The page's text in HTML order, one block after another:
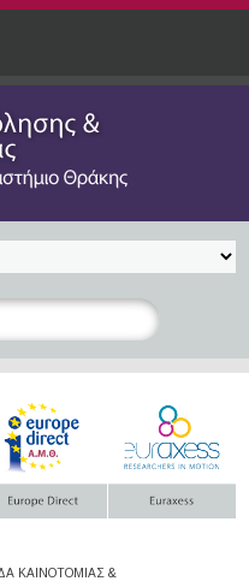
ΚΑΙΝΟΤΟΜΙΑΣ &